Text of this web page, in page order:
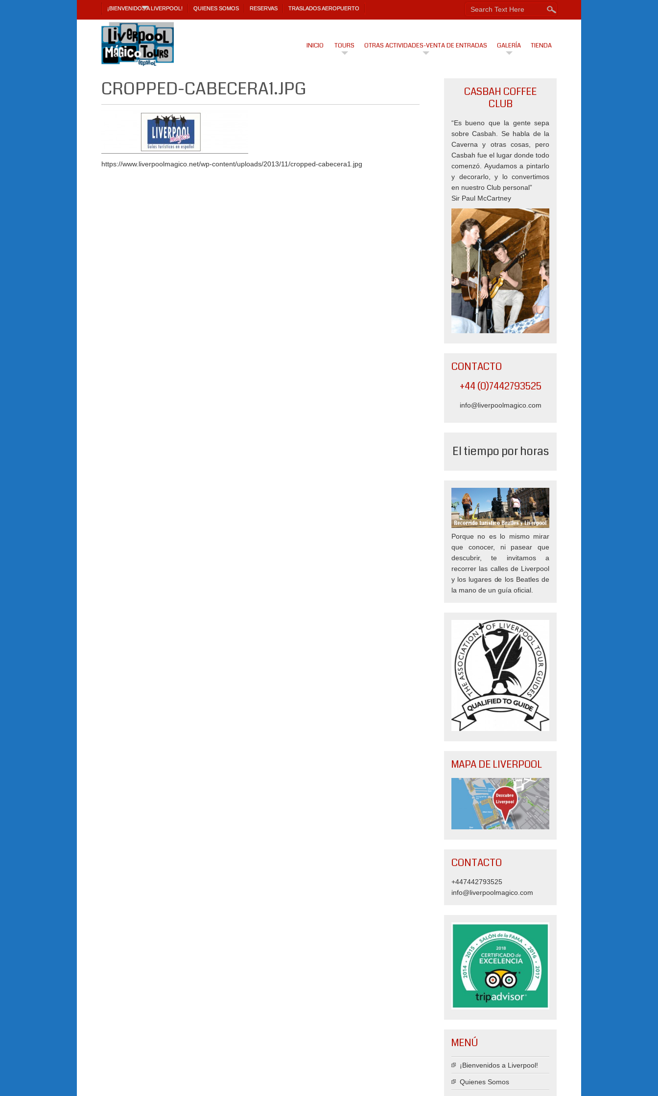
¡BIENVENIDOS A LIVERPOOL! QUIENES SOMOS RESERVAS TRASLADOS AEROPUERTO
INICIO TOURS OTRAS ACTIVIDADES-VENTA DE ENTRADAS GALERÍA TIENDA
CROPPED-CABECERA1.JPG
https://www.liverpoolmagico.net/wp-content/uploads/2013/11/cropped-cabecera1.jpg
CASBAH COFFEE
CLUB
“Es bueno que la gente sepa
sobre Casbah. Se habla de la
Caverna y otras cosas, pero
Casbah fue el lugar donde todo
comenzó. Ayudamos a pintarlo
y decorarlo, y lo convertimos
en nuestro Club personal”
Sir Paul McCartney
CONTACTO
+44 (0)7442793525
info@liverpoolmagico.com
El tiempo por horas
Porque no es lo mismo mirar
que conocer, ni pasear que
descubrir, te invitamos a
recorrer las calles de Liverpool
y los lugares de los Beatles de
la mano de un guía oficial.
MAPA DE LIVERPOOL
CONTACTO
+447442793525
info@liverpoolmagico.com
MENÚ
¡Bienvenidos a Liverpool!
Quienes Somos